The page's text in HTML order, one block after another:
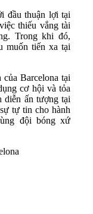
đầu thuận lợi tại
thiếu vắng tài
Trong khi đó,
muốn tiến xa tại
Barcelona tại
cơ hội và tỏa
diễn ấn tượng tại
tự tin cho hành
đội bóng xứ